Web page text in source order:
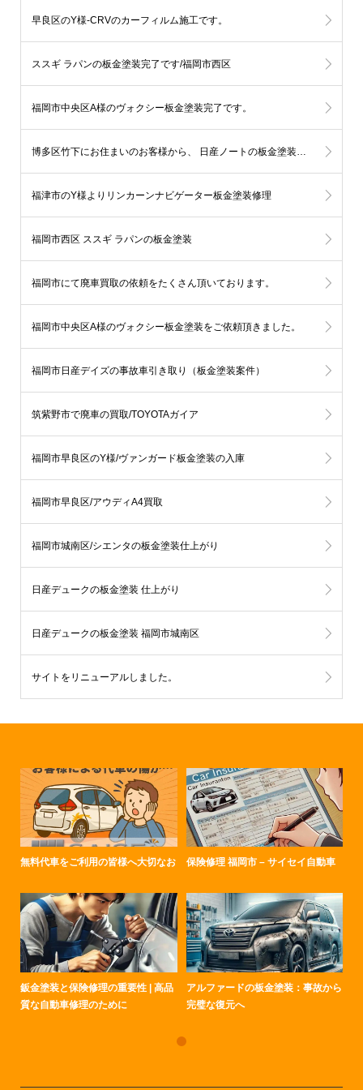
早良区のY様-CRVのカーフィルム施工です。
ススギ ラパンの板金塗装完了です/福岡市西区
福岡市中央区A様のヴォクシー板金塗装完了です。
博多区竹下にお住まいのお客様から、 日産ノートの板金塗装をご依頼頂いております。
福津市のY様よりリンカーンナビゲーター板金塗装修理
福岡市西区 ススギ ラパンの板金塗装
福岡市にて廃車買取の依頼をたくさん頂いております。
福岡市中央区A様のヴォクシー板金塗装をご依頼頂きました。
福岡市日産デイズの事故車引き取り（板金塗装案件）
筑紫野市で廃車の買取/TOYOTAガイア
福岡市早良区のY様/ヴァンガード板金塗装の入庫
福岡市早良区/アウディA4買取
福岡市城南区/シエンタの板金塗装仕上がり
日産デュークの板金塗装 仕上がり
日産デュークの板金塗装 福岡市城南区
サイトをリニューアルしました。
無料代車をご利用の皆様へ大切なお 保険修理 福岡市 – サイセイ自動車
鈑金塗装と保険修理の重要性 | 高品
質な自動車修理のために
アルファードの板金塗装：事故から
完璧な復元へ